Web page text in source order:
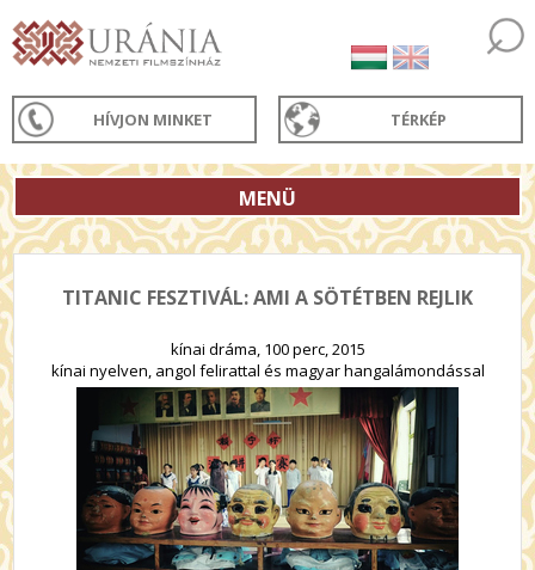
HÍVJON MINKET TÉRKÉP
MENÜ
TITANIC FESZTIVÁL: AMI A SÖTÉTBEN REJLIK
kínai dráma, 100 perc, 2015
kínai nyelven, angol felirattal és magyar hangalámondással